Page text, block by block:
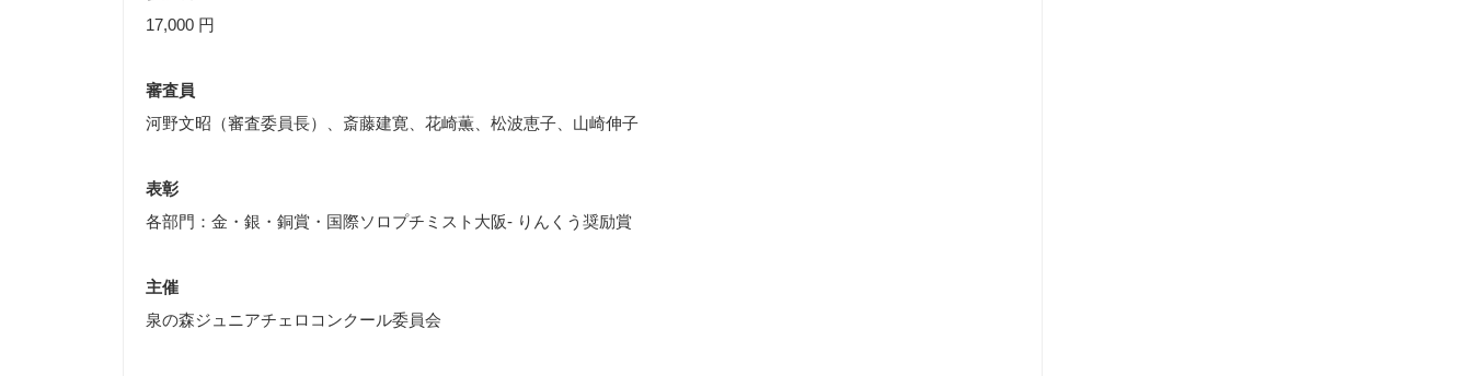
17,000 円
審査員
河野文昭（審査委員長）、斎藤建寛、花崎薫、松波恵子、山崎伸子
表彰
各部門：金・銀・銅賞・国際ソロプチミスト大阪- りんくう奨励賞
主催
泉の森ジュニアチェロコンクール委員会